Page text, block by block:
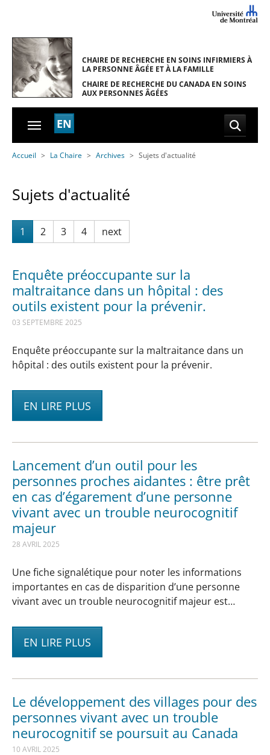
CHAIRE DE RECHERCHE EN SOINS INFIRMIERSÀ
LA PERSONNE ÂGÉE ET À LA FAMILLE
CHAIRE DE RECHERCHE DU CANADA EN SOINS
AUX PERSONNES ÂGÉES
EN
You are here:
Accueil La Chaire Archives Sujets d'actualité
Sujets d'actualité
1 2 3 4 next
Enquête préoccupante sur la
maltraitance dans un hôpital : des
outils existent pour la prévenir.
03 SEPTEMBRE 2025
Enquête préoccupante sur la maltraitance dans un
hôpital : des outils existent pour la prévenir.
EN LIRE PLUS
Lancement d’un outil pour les
personnes proches aidantes : être prêt
en cas d’égarement d’une personne
vivant avec un trouble neurocognitif
majeur
28 AVRIL 2025
Une fiche signalétique pour noter les informations
importantes en cas de disparition d’une personne
vivant avec un trouble neurocognitif majeur est…
EN LIRE PLUS
Le développement des villages pour des
personnes vivant avec un trouble
neurocognitif se poursuit au Canada
10 AVRIL 2025